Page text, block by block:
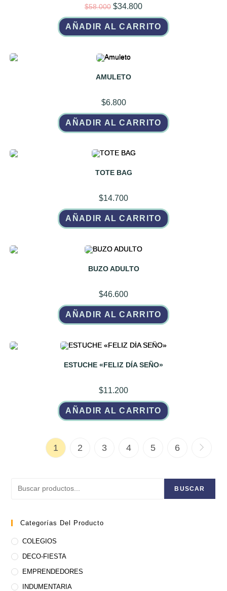
$58.000 El
original
era:
$58.000.
$34.800El
actual
es:
$34.800.
AÑADIR AL CARRITO
AMULETO
$6.800
AÑADIR AL CARRITO
TOTE BAG
$14.700
AÑADIR AL CARRITO
BUZO ADULTO
$46.600
AÑADIR AL CARRITO
ESTUCHE «FELIZ DÍA SEÑO»
$11.200
AÑADIR AL CARRITO
1 2 3 4 5 6
BUSCAR
Categorías Del Producto
COLEGIOS
DECO-FIESTA
EMPRENDEDORES
INDUMENTARIA